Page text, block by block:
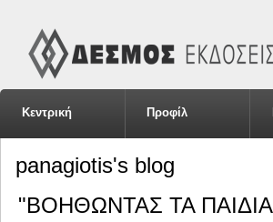
Κεντρική Προφίλ
panagiotis's blog
"ΒΟΗΘΩΝΤΑΣ ΤΑ